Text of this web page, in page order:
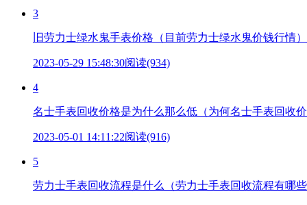
3
旧劳力士绿水鬼手表价格（目前劳力士绿水鬼价钱行情）
2023-05-29 15:48:30阅读(934)
4
名士手表回收价格是为什么那么低（为何名士手表回收价
2023-05-01 14:11:22阅读(916)
5
劳力士手表回收流程是什么（劳力士手表回收流程有哪些